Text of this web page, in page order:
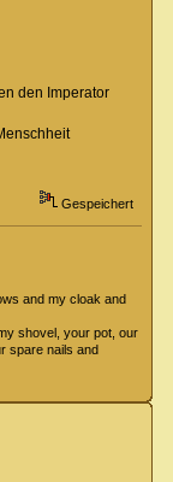
den Imperator
Gespeichert
and my cloak and
shovel, your pot, our
spare nails and